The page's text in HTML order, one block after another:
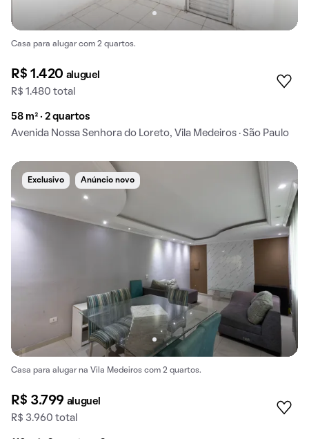
Casa para alugar com 2 quartos.
R$ 1.420 aluguel
R$ 1.480 total
58 m² · 2 quartos
Avenida Nossa Senhora do Loreto, Vila Medeiros · São Paulo
Exclusivo Anúncio novo
Casa para alugar na Vila Medeiros com 2 quartos.
R$ 3.799 aluguel
R$ 3.960 total